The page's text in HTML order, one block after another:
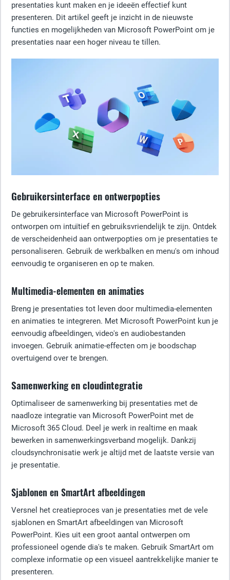
presentaties kunt maken en je ideeën effectief kunt
presenteren. Dit artikel geeft je inzicht in de nieuwste
functies en mogelijkheden van Microsoft PowerPoint om je
presentaties naar een hoger niveau te tillen.
Gebruikersinterface en ontwerpopties
De gebruikersinterface van Microsoft PowerPoint is
ontworpen om intuïtief en gebruiksvriendelijk te zijn. Ontdek
de verscheidenheid aan ontwerpopties om je presentaties te
personaliseren. Gebruik de werkbalken en menu's om inhoud
eenvoudig te organiseren en op te maken.
Multimedia-elementen en animaties
Breng je presentaties tot leven door multimedia-elementen
en animaties te integreren. Met Microsoft PowerPoint kun je
eenvoudig afbeeldingen, video's en audiobestanden
invoegen. Gebruik animatie-effecten om je boodschap
overtuigend over te brengen.
Samenwerking en cloudintegratie
Optimaliseer de samenwerking bij presentaties met de
naadloze integratie van Microsoft PowerPoint met de
Microsoft 365 Cloud. Deel je werk in realtime en maak
bewerken in samenwerkingsverband mogelijk. Dankzij
cloudsynchronisatie werk je altijd met de laatste versie van
je presentatie.
Sjablonen en SmartArt afbeeldingen
Versnel het creatieproces van je presentaties met de vele
sjablonen en SmartArt afbeeldingen van Microsoft
PowerPoint. Kies uit een groot aantal ontwerpen om
professioneel ogende dia's te maken. Gebruik SmartArt om
complexe informatie op een visueel aantrekkelijke manier te
presenteren.